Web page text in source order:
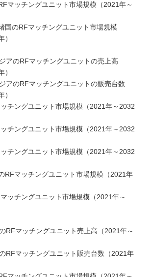
マッチングユニット市場規模（2021年～
国のRFマッチングユニット市場規模
）
アのRFマッチングユニットの売上高
）
アのRFマッチングユニットの販売台数
）
チングユニット市場規模（2021年～2032
チングユニット市場規模（2021年～2032
チングユニット市場規模（2021年～2032
RFマッチングユニット市場規模（2021年
ッチングユニット市場規模（2021年～
RFマッチングユニット売上高（2021年～
RFマッチングユニット販売台数（2021年